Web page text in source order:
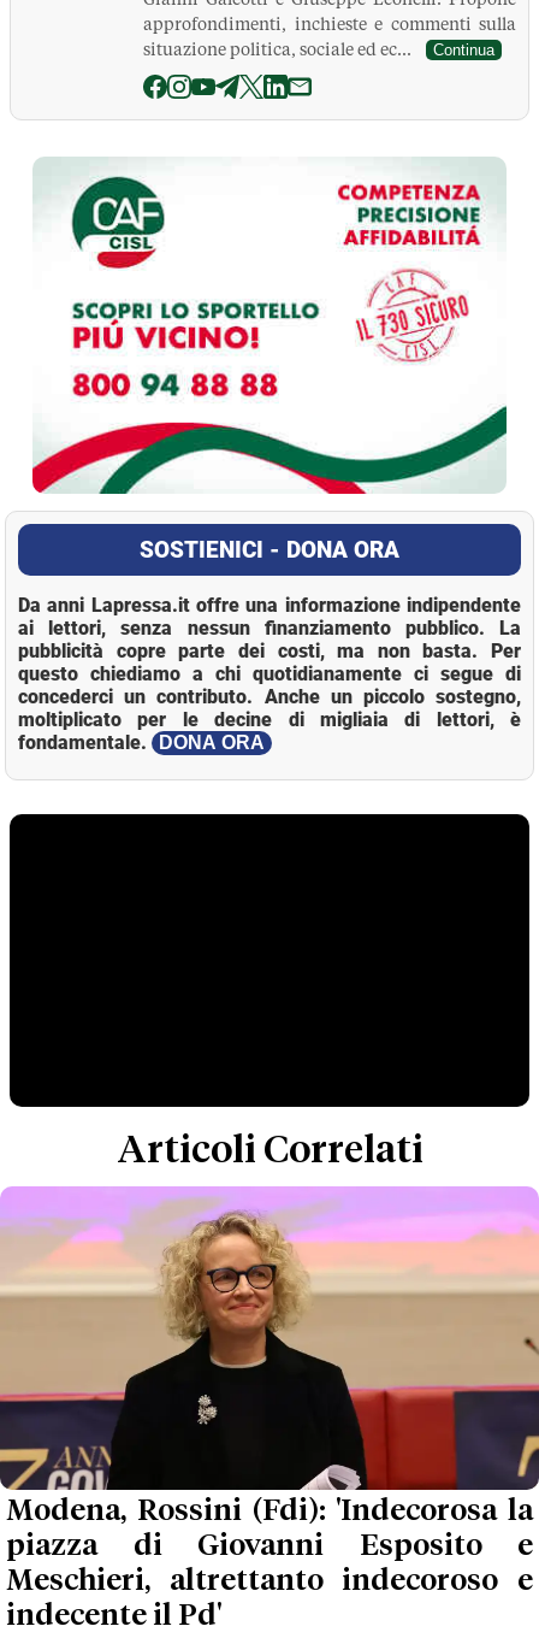
approfondimenti, inchieste e commenti sulla
situazione politica, sociale ed ec...
Continua
La Pressa
SOSTIENICI - DONA ORA
Da anni Lapressa.it offre una informazione indipendente
ai lettori, senza nessun finanziamento pubblico. La
pubblicità copre parte dei costi, ma non basta. Per
questo chiediamo a chi quotidianamente ci segue di
concederci un contributo. Anche un piccolo sostegno,
moltiplicato per le decine di migliaia di lettori, è
fondamentale.
DONA ORA
Articoli Correlati
Modena, Rossini (Fdi): 'Indecorosa la
piazza di Giovanni Esposito e
Meschieri, altrettanto indecoroso e
indecente il Pd'